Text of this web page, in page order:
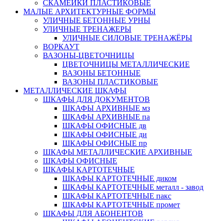
СКАМЕЙКИ ПЛАСТИКОВЫЕ
МАЛЫЕ АРХИТЕКТУРНЫЕ ФОРМЫ
УЛИЧНЫЕ БЕТОННЫЕ УРНЫ
УЛИЧНЫЕ ТРЕНАЖЕРЫ
УЛИЧНЫЕ СИЛОВЫЕ ТРЕНАЖЁРЫ
ВОРКАУТ
ВАЗОНЫ-ЦВЕТОЧНИЦЫ
ЦВЕТОЧНИЦЫ МЕТАЛЛИЧЕСКИЕ
ВАЗОНЫ БЕТОННЫЕ
ВАЗОНЫ ПЛАСТИКОВЫЕ
МЕТАЛЛИЧЕСКИЕ ШКАФЫ
ШКАФЫ ДЛЯ ДОКУМЕНТОВ
ШКАФЫ АРХИВНЫЕ мз
ШКАФЫ АРХИВНЫЕ па
ШКАФЫ ОФИСНЫЕ дв
ШКАФЫ ОФИСНЫЕ ди
ШКАФЫ ОФИСНЫЕ пр
ШКАФЫ МЕТАЛЛИЧЕСКИЕ АРХИВНЫЕ
ШКАФЫ ОФИСНЫЕ
ШКАФЫ КАРТОТЕЧНЫЕ
ШКАФЫ КАРТОТЕЧНЫЕ диком
ШКАФЫ КАРТОТЕЧНЫЕ металл - завод
ШКАФЫ КАРТОТЕЧНЫЕ пакс
ШКАФЫ КАРТОТЕЧНЫЕ промет
ШКАФЫ ДЛЯ АБОНЕНТОВ